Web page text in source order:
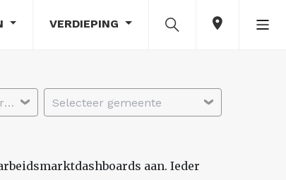
VERDIEPING
Selecteer economische regio Selecteer gemeente
aan. Ieder